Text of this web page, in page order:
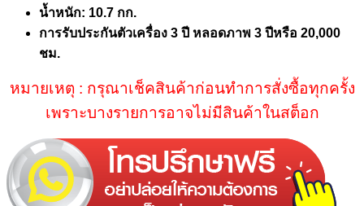
น้ำหนัก: 10.7 กก.
การรับประกันตัวเครื่อง 3 ปี หลอดภาพ 3 ปีหรือ 20,000
ชม.
หมายเหตุ : กรุณาเช็คสินค้าก่อนทำการสั่งซื้อทุกครั้ง
เพราะบางรายการอาจไม่มีสินค้าในสต็อก